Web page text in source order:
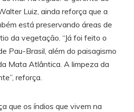
Luiz, ainda reforça que a
está preservando áreas de
da vegetação. “Já foi feito o
Pau-Brasil, além do paisagismo
Mata Atlântica. A limpeza da
reforça.
que os índios que vivem na